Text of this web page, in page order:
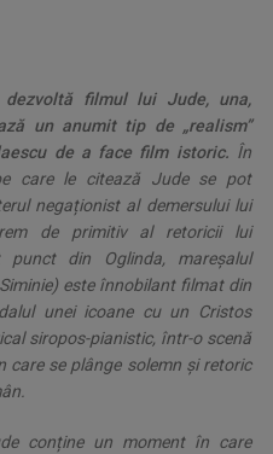
filmul lui Jude, una,
un anumit tip de „realism”
de a face film istoric. În
care le citează Jude se pot
negaționist al demersului lui
de primitiv al retoricii lui
din Oglinda, mareșalul
este înnobilant filmat din
unei icoane cu un Cristos
siropos-pianistic, într-o scenă
care se plânge solemn și retoric
conține un moment în care